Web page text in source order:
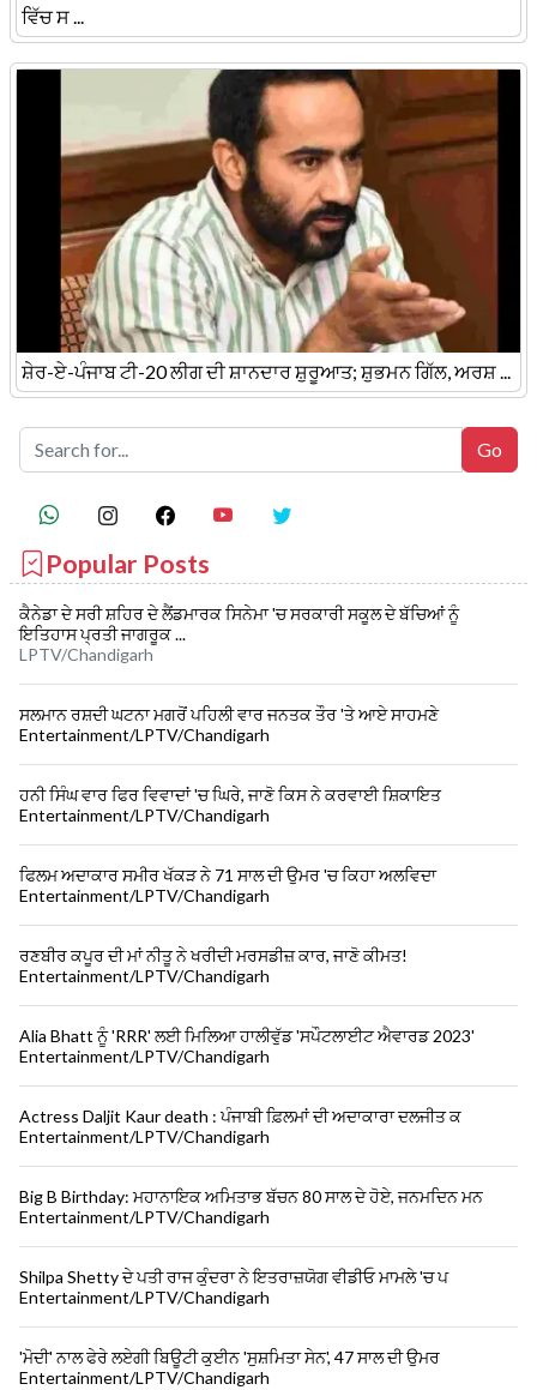
ਵਿੱਚ ਸ ...
ਸ਼ੇਰ-ਏ-ਪੰਜਾਬ ਟੀ-20 ਲੀਗ ਦੀ ਸ਼ਾਨਦਾਰ ਸ਼ੁਰੂਆਤ; ਸ਼ੁਭਮਨ ਗਿੱਲ, ਅਰਸ਼ ...
Popular Posts
ਕੈਨੇਡਾ ਦੇ ਸਰੀ ਸ਼ਹਿਰ ਦੇ ਲੈਂਡਮਾਰਕ ਸਿਨੇਮਾ 'ਚ ਸਰਕਾਰੀ ਸਕੂਲ ਦੇ ਬੱਚਿਆਂ ਨੂੰ
ਇਤਿਹਾਸ ਪ੍ਰਤੀ ਜਾਗਰੂਕ ...
LPTV/Chandigarh
ਸਲਮਾਨ ਰਸ਼ਦੀ ਘਟਨਾ ਮਗਰੋਂ ਪਹਿਲੀ ਵਾਰ ਜਨਤਕ ਤੌਰ 'ਤੇ ਆਏ ਸਾਹਮਣੇ
Entertainment/LPTV/Chandigarh
ਹਨੀ ਸਿੰਘ ਵਾਰ ਫਿਰ ਵਿਵਾਦਾਂ 'ਚ ਘਿਰੇ, ਜਾਣੋ ਕਿਸ ਨੇ ਕਰਵਾਈ ਸ਼ਿਕਾਇਤ
Entertainment/LPTV/Chandigarh
ਫਿਲਮ ਅਦਾਕਾਰ ਸਮੀਰ ਖੱਕੜ ਨੇ 71 ਸਾਲ ਦੀ ਉਮਰ 'ਚ ਕਿਹਾ ਅਲਵਿਦਾ
Entertainment/LPTV/Chandigarh
ਰਣਬੀਰ ਕਪੂਰ ਦੀ ਮਾਂ ਨੀਤੂ ਨੇ ਖਰੀਦੀ ਮਰਸਡੀਜ਼ ਕਾਰ, ਜਾਣੋ ਕੀਮਤ!
Entertainment/LPTV/Chandigarh
Alia Bhatt ਨੂੰ 'RRR' ਲਈ ਮਿਲਿਆ ਹਾਲੀਵੁੱਡ 'ਸਪੌਟਲਾਈਟ ਐਵਾਰਡ 2023'
Entertainment/LPTV/Chandigarh
Actress Daljit Kaur death : ਪੰਜਾਬੀ ਫ਼ਿਲਮਾਂ ਦੀ ਅਦਾਕਾਰਾ ਦਲਜੀਤ ਕ
Entertainment/LPTV/Chandigarh
Big B Birthday: ਮਹਾਨਾਇਕ ਅਮਿਤਾਭ ਬੱਚਨ 80 ਸਾਲ ਦੇ ਹੋਏ, ਜਨਮਦਿਨ ਮਨ
Entertainment/LPTV/Chandigarh
Shilpa Shetty ਦੇ ਪਤੀ ਰਾਜ ਕੁੰਦਰਾ ਨੇ ਇਤਰਾਜ਼ਯੋਗ ਵੀਡੀਓ ਮਾਮਲੇ 'ਚ ਪ
Entertainment/LPTV/Chandigarh
'ਮੋਦੀ' ਨਾਲ ਫੇਰੇ ਲਏਗੀ ਬਿਊਟੀ ਕੁਈਨ 'ਸੁਸ਼ਮਿਤਾ ਸੇਨ', 47 ਸਾਲ ਦੀ ਉਮਰ
Entertainment/LPTV/Chandigarh